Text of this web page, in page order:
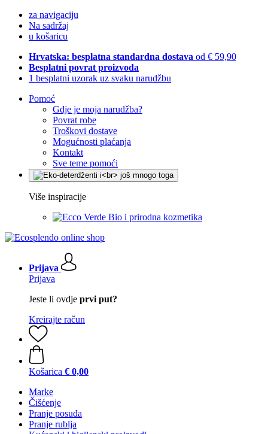
za navigaciju
Na sadržaj
u košaricu
Hrvatska: besplatna standardna dostava od € 59,90
Besplatni povrat proizvoda
1 besplatni uzorak uz svaku narudžbu
Pomoć
Gdje je moja narudžba?
Povrat robe
Troškovi dostave
Mogućnosti plaćanja
Kontakt
Sve teme pomoći
Više inspiracije
Bio i prirodna kozmetika
Prijava
Prijava
Jeste li ovdje prvi put?
Kreirajte račun
Košarica € 0,00
Marke
Čišćenje
Pranje posuđa
Pranje rublja